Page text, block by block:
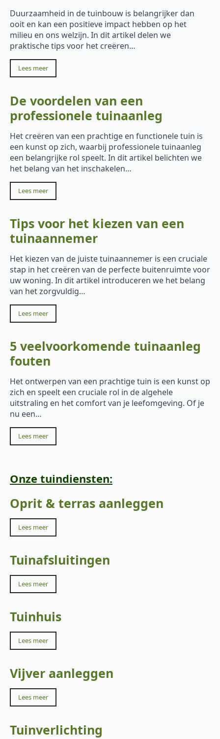
Duurzaamheid in de tuinbouw is belangrijker dan
ooit en kan een positieve impact hebben op het
milieu en ons welzijn. In dit artikel delen we
praktische tips voor het creëren…
Lees meer
De voordelen van een
professionele tuinaanleg
Het creëren van een prachtige en functionele tuin is
een kunst op zich, waarbij professionele tuinaanleg
een belangrijke rol speelt. In dit artikel belichten we
het belang van het inschakelen…
Lees meer
Tips voor het kiezen van een
tuinaannemer
Het kiezen van de juiste tuinaannemer is een cruciale
stap in het creëren van de perfecte buitenruimte voor
uw woning. In dit artikel introduceren we het belang
van het zorgvuldig…
Lees meer
5 veelvoorkomende tuinaanleg
fouten
Het ontwerpen van een prachtige tuin is een kunst op
zich en speelt een cruciale rol in de algehele
uitstraling en het comfort van je leefomgeving. Of je
nu een…
Lees meer
Onze tuindiensten:
Oprit & terras aanleggen
Lees meer
Tuinafsluitingen
Lees meer
Tuinhuis
Lees meer
Vijver aanleggen
Lees meer
Tuinverlichting